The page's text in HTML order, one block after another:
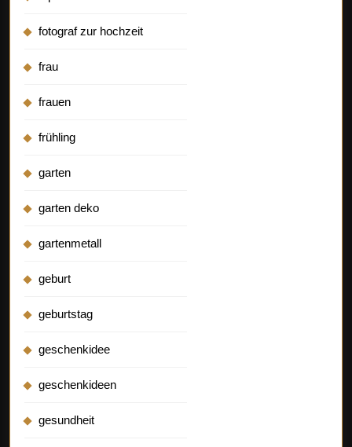
fotograf zur hochzeit
frau
frauen
frühling
garten
garten deko
gartenmetall
geburt
geburtstag
geschenkidee
geschenkideen
gesundheit